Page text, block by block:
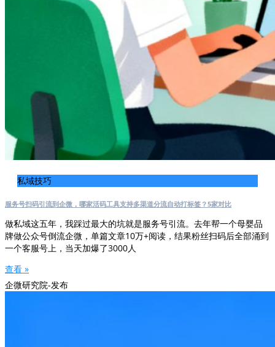
私域技巧
服务号扫码引流到企微，哪家活码工具支持多渠道分流自动打标签？5家对比
做私域这五年，我踩过最大的坑就是服务号引流。去年帮一个母婴品
牌做公众号倒流企微，单篇文章10万+阅读，结果粉丝扫码后全部涌到
一个客服号上，当天加爆了3000人
查看 »
企微研究院-发布